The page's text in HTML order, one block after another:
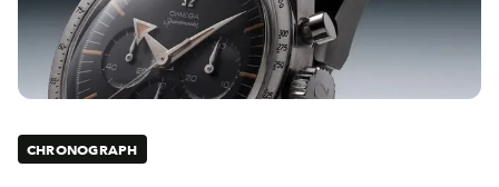
CHRONOGRAPH